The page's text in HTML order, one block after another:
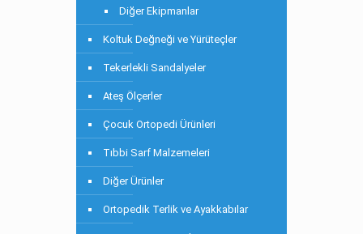
Diğer Ekipmanlar
Koltuk Değneği ve Yürüteçler
Tekerlekli Sandalyeler
Ateş Ölçerler
Çocuk Ortopedi Ürünleri
Tıbbi Sarf Malzemeleri
Diğer Ürünler
Ortopedik Terlik ve Ayakkabılar